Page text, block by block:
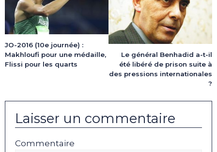
JO-2016 (10e journée) :
Makhloufi pour une médaille,
Flissi pour les quarts
Le général Benhadid a-t-il
été libéré de prison suite à
des pressions internationales
?
Laisser un commentaire
Commentaire